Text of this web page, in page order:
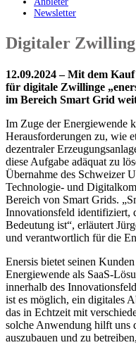
Newsletter
Digitaler
12.09.2024 – Mit dem Kauf
für digitale Zwillinge „
im Bereich Smart Grid
Im Zuge der Energiewende
Herausforderungen zu, wie
dezentraler
diese Aufgabe adäquat zu
Übernahme des Schweizer
Technologie- und
Bereich von Smart Grids.
Innovationsfeld identifiziert,
Bedeutung ist“, erläutert
und verantwortlich für die
Enersis bietet seinen
Energiewende als SaaS-
innerhalb des
ist es möglich, ein digitales
das in Echtzeit mit
solche Anwendung hilft uns
auszubauen und zu